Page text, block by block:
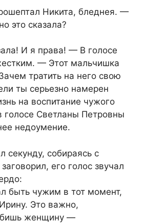
Никита, бледнея. —
это сказала?
И я права! — В голосе
— Этот мальчишка
тратить на него свою
ты серьезно намерен
на воспитание чужого
Светланы Петровны
недоумение.
секунду, собираясь с
его голос звучал
быть чужим в тот момент,
Это важно,
женщину —